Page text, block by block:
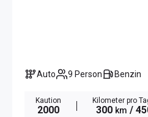
Auto 9 Person Benzin
Kaution
2000
Kilometer pro
300 km /